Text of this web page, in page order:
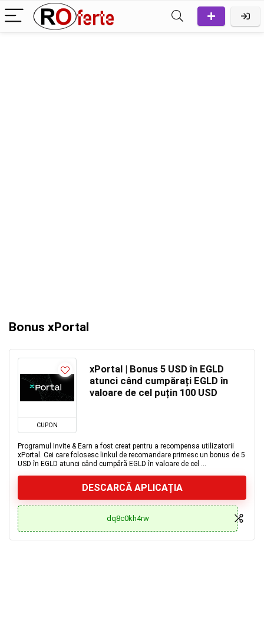
Bonus xPortal
CUPON
xPortal | Bonus 5 USD în EGLD
atunci când cumpărați EGLD în
valoare de cel puțin 100 USD
Programul Invite & Earn a fost creat pentru a recompensa utilizatorii
xPortal. Cei care folosesc linkul de recomandare primesc un bonus de 5
USD în EGLD atunci când cumpără EGLD în valoare de cel ...
DESCARCĂ APLICAȚIA
dq8c0kh4rw